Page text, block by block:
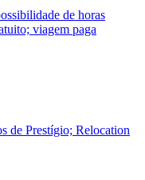
de horas
viagem paga
de Prestígio; Relocation